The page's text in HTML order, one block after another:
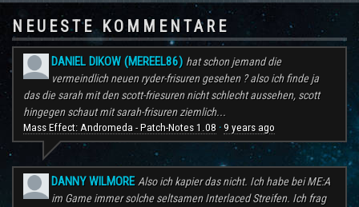
NEUESTE KOMMENTARE
DANIEL DIKOW (MEREEL86) hat schon jemand die
vermeindlich neuen ryder-frisuren gesehen ? also ich finde ja
das die sarah mit den scott-friesuren nicht schlecht aussehen, scott
hingegen schaut mit sarah-frisuren ziemlich...
Mass Effect: Andromeda - Patch-Notes 1.08 · 9 years ago
DANNY WILMORE Also ich kapier das nicht. Ich habe bei ME:A
im Game immer solche seltsamen Interlaced Streifen. Ich frag